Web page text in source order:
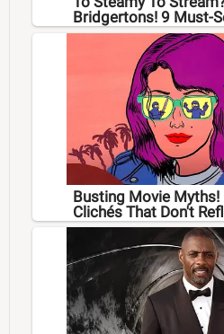
Bridgertons! 9 Must-
Busting Movie Myths!
Clichés That Don't